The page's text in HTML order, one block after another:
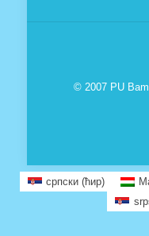
© 2007 PU
српски (ћир)